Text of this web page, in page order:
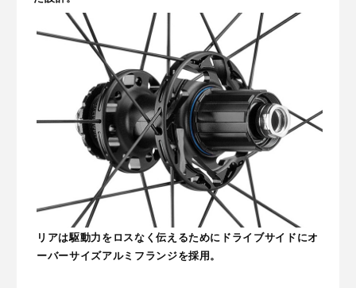
リアは駆動力をロスなく伝えるためにドライブサイドにオ
ーバーサイズアルミフランジを採用。